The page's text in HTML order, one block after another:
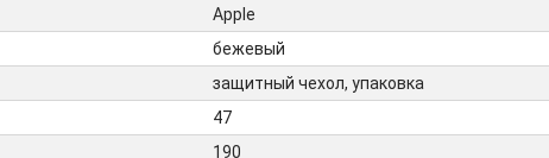
Apple
бежевый
защитный чехол, упаковка
47
190